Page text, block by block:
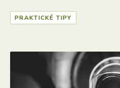
PRAKTICKÉ TIPY